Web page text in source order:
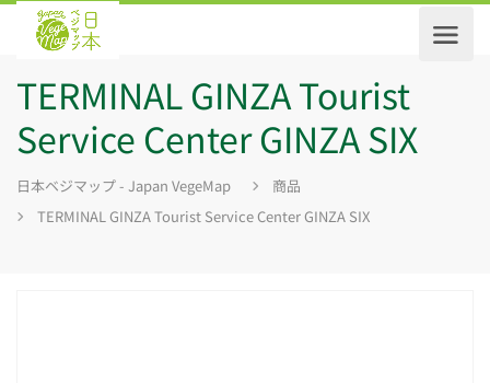
TERMINAL GINZA Tourist
Service Center GINZA SIX
日本ベジマップ - Japan VegeMap
商品
TERMINAL GINZA Tourist Service Center GINZA SIX